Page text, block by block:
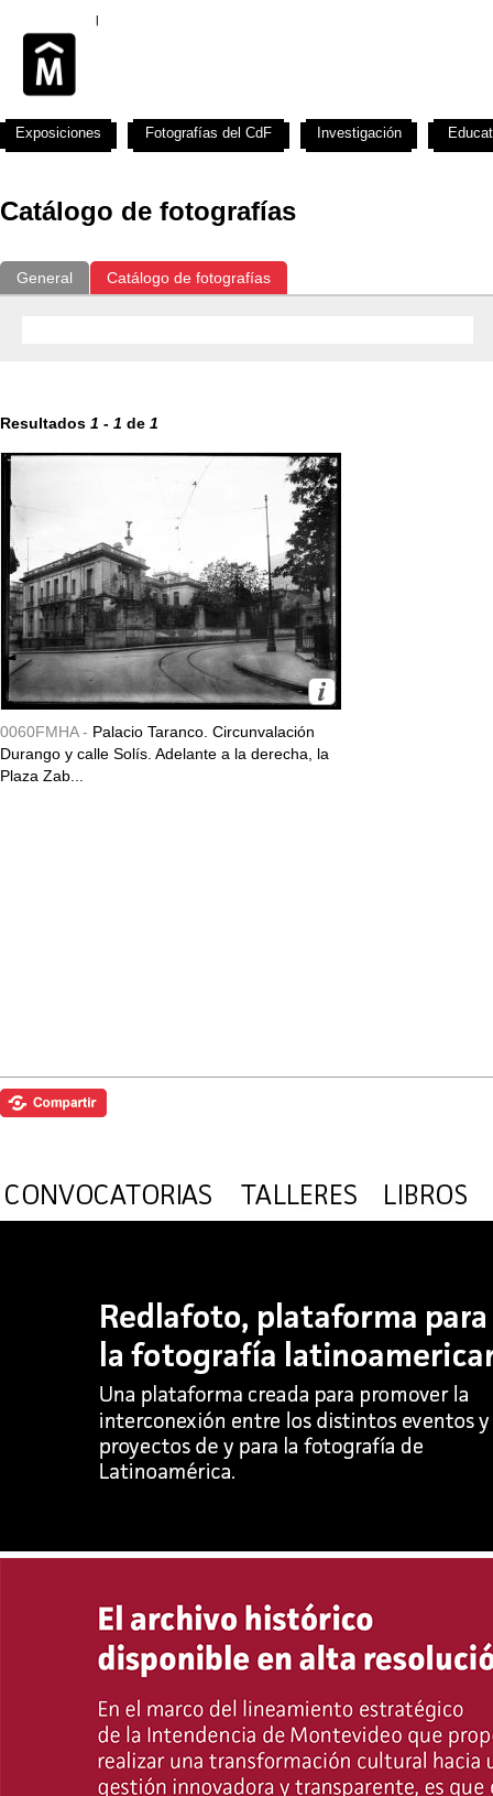
Catálogo de fotografías
General Catálogo de fotografías
Resultados 1 - 1 de 1
0060FMHA - Palacio Taranco. Circunvalación
Durango y calle Solís. Adelante a la derecha, la
Plaza Zab...
Exposiciones Fotografías del CdF Investigación